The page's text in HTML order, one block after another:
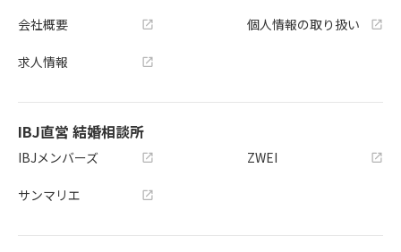
会社概要
求人情報
個人情報の取り扱い
IBJ直営 結婚相談所
IBJメンバーズ
サンマリエ
ZWEI